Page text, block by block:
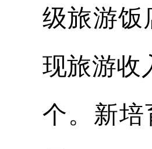
级旅游饭
现旅游收
个。新